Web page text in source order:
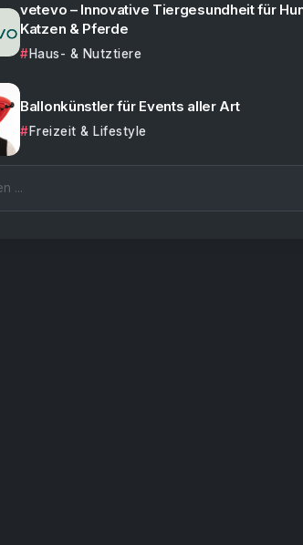
vetevo – Innovative Tiergesundheit für
Katzen & Pferde
Haus- & Nutztiere
Ballonkünstler für Events aller Art
Freizeit & Lifestyle